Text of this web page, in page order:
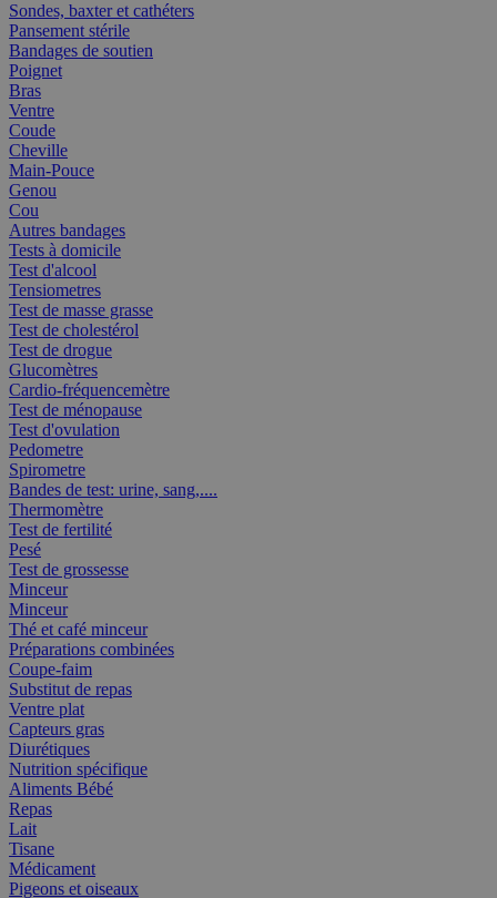
Sondes, baxter et cathéters
Pansement stérile
Bandages de soutien
Poignet
Bras
Ventre
Coude
Cheville
Main-Pouce
Genou
Cou
Autres bandages
Tests à domicile
Test d'alcool
Tensiometres
Test de masse grasse
Test de cholestérol
Test de drogue
Glucomètres
Cardio-fréquencemètre
Test de ménopause
Test d'ovulation
Pedometre
Spirometre
Bandes de test: urine, sang,....
Thermomètre
Test de fertilité
Pesé
Test de grossesse
Minceur
Minceur
Thé et café minceur
Préparations combinées
Coupe-faim
Substitut de repas
Ventre plat
Capteurs gras
Diurétiques
Nutrition spécifique
Aliments Bébé
Repas
Lait
Tisane
Médicament
Pigeons et oiseaux